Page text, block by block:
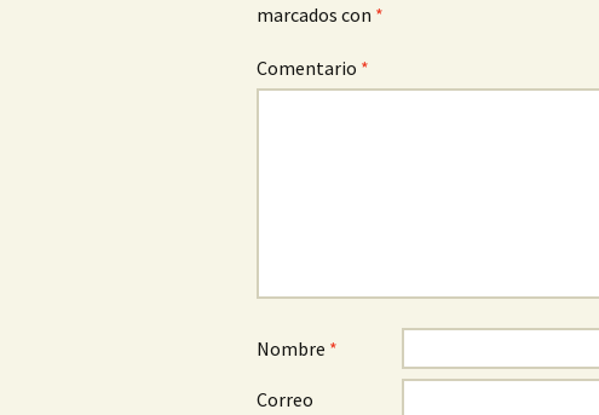
marcados con *
Comentario *
Nombre *
Correo